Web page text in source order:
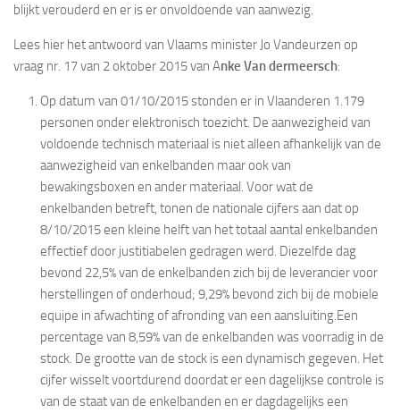
blijkt verouderd en er is er onvoldoende van aanwezig.
Lees hier het antwoord van Vlaams minister Jo Vandeurzen op
vraag nr. 17 van 2 oktober 2015 van Anke Van dermeersch:
Op datum van 01/10/2015 stonden er in Vlaanderen 1.179
personen onder elektronisch toezicht. De aanwezigheid van
voldoende technisch materiaal is niet alleen afhankelijk van de
aanwezigheid van enkelbanden maar ook van
bewakingsboxen en ander materiaal. Voor wat de
enkelbanden betreft, tonen de nationale cijfers aan dat op
8/10/2015 een kleine helft van het totaal aantal enkelbanden
effectief door justitiabelen gedragen werd. Diezelfde dag
bevond 22,5% van de enkelbanden zich bij de leverancier voor
herstellingen of onderhoud; 9,29% bevond zich bij de mobiele
equipe in afwachting of afronding van een aansluiting.Een
percentage van 8,59% van de enkelbanden was voorradig in de
stock. De grootte van de stock is een dynamisch gegeven. Het
cijfer wisselt voortdurend doordat er een dagelijkse controle is
van de staat van de enkelbanden en er dagdagelijks een